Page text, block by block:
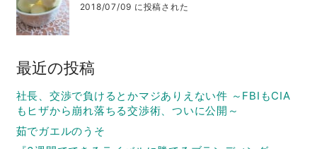
2018/07/09 に投稿された
最近の投稿
社長、交渉で負けるとかマジありえない件 ～FBIもCIA
もヒザから崩れ落ちる交渉術、ついに公開～
茹でガエルのうそ